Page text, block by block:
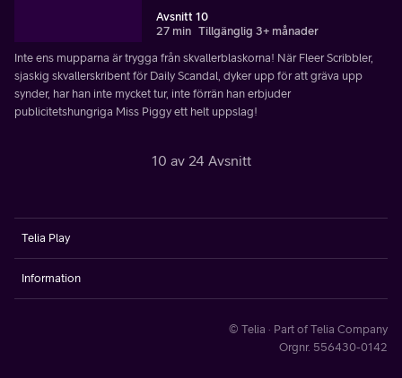
Avsnitt 10
27 min Tillgänglig 3+ månader
Inte ens mupparna är trygga från skvallerblaskorna! När Fleer Scribbler,
sjaskig skvallerskribent för Daily Scandal, dyker upp för att gräva upp
synder, har han inte mycket tur, inte förrän han erbjuder
publicitetshungriga Miss Piggy ett helt uppslag!
10 av 24 Avsnitt
Telia Play
Information
© Telia · Part of Telia Company
Orgnr. 556430-0142